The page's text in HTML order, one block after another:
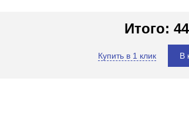
Итого:
Купить в 1 клик В